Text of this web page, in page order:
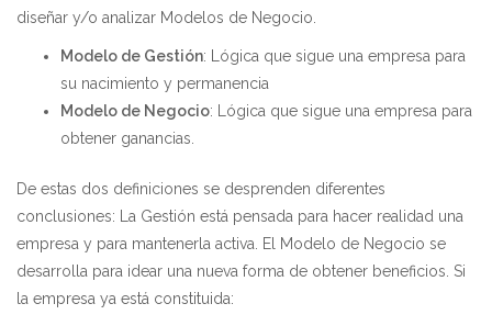
diseñar y/o analizar Modelos de Negocio.
Modelo de Gestión: Lógica que sigue una empresa para
su nacimiento y permanencia
Modelo de Negocio: Lógica que sigue una empresa para
obtener ganancias.
De estas dos definiciones se desprenden diferentes
conclusiones: La Gestión está pensada para hacer realidad una
empresa y para mantenerla activa. El Modelo de Negocio se
desarrolla para idear una nueva forma de obtener beneficios. Si
la empresa ya está constituida: